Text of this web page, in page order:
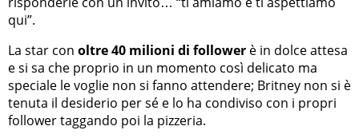
qui”.
La star con oltre 40 milioni di follower è in dolce attesa
e si sa che proprio in un momento così delicato ma
speciale le voglie non si fanno attendere; Britney non si è
tenuta il desiderio per sé e lo ha condiviso con i propri
follower taggando poi la pizzeria.